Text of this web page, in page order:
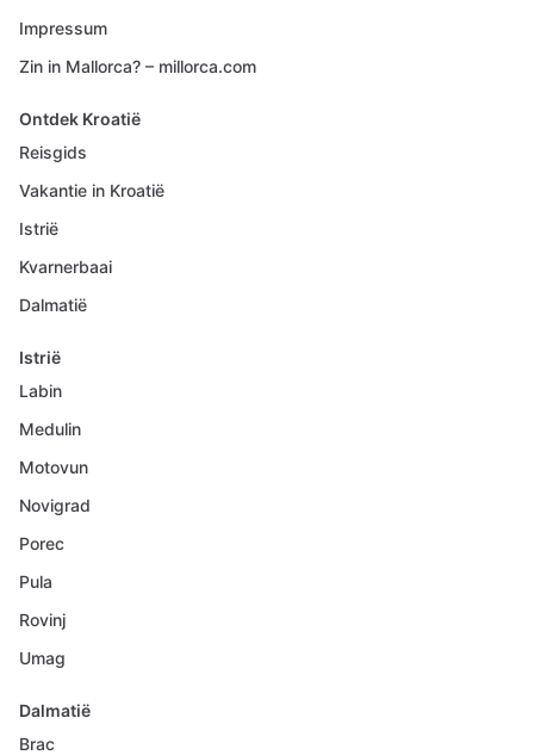
Impressum
Zin in Mallorca? – millorca.com
Ontdek Kroatië
Reisgids
Vakantie in Kroatië
Istrië
Kvarnerbaai
Dalmatië
Istrië
Labin
Medulin
Motovun
Novigrad
Porec
Pula
Rovinj
Umag
Dalmatië
Brac